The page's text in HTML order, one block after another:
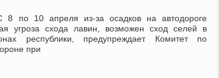
по 10 апреля из-за осадков на автодороге
угроза схода лавин, возможен сход селей в
республики, предупреждает Комитет по
при